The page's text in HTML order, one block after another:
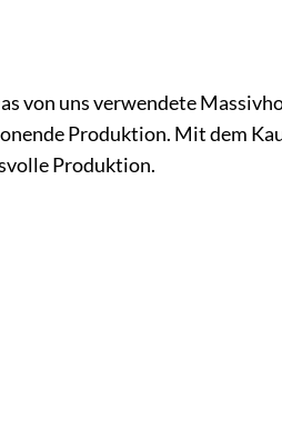
von uns verwendete
Produktion. Mit dem
Produktion.